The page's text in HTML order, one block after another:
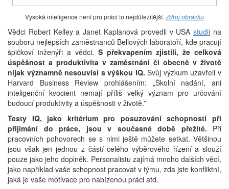
Vysoká inteligence není pro práci to nejdůležitější. Zdroj obrázku
Vědci Robert Kelley a Janet Kaplanová provedli v USAstudii na
souboru nejlepších zaměstnanců Bellových laboratoří, kde pracují
špičkoví inženýři a vědci. S překvapením zjistili, že celková
úspěšnost a produktivita v zaměstnání či obecně v životě
nijak významně nesouvisí s výškou IQ. Svůj výzkum uzavřeli v
Harvard Business Review prohlášením: „Školní nadání, ani
inteligenční kvocient nemají příliš velký význam pro určování
budoucí produktivity a úspěšnosti v životě.”
Testy IQ, jako kritérium pro posuzování schopností při
přijímání do práce, jsou v současné době přežité. Při
pracovních pohovorech se s nimi ještě můžete setkat. Většinou
jsou však jen jednou z částí celého výběrového řízení a slouží
pouze jako jeho doplněk. Personalistu zajímá mnoho dalších věcí,
jako například vaše schopnost pracovat v týmu, zda jste konfliktní,
jaká je vaše motivace pro nabízenou práci atd.